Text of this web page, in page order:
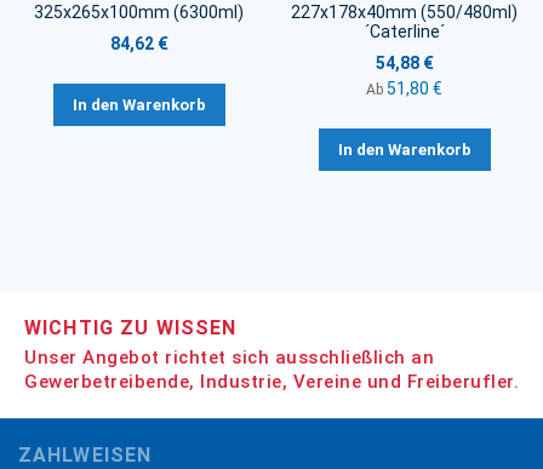
325x265x100mm (6300ml)
84,62 €
In den Warenkorb
227x178x40mm (550/480ml)
´Caterline´
54,88 €
Ab 51,80 €
In den Warenkorb
WICHTIG ZU WISSEN
Unser Angebot richtet sich ausschließlich an
Gewerbetreibende, Industrie, Vereine und Freiberufler.
ZAHLWEISEN